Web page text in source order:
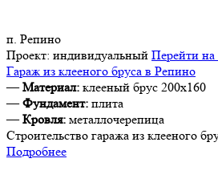
п. Репино
Проект: индивидуальный Перейти на
Гараж из клееного бруса в Репино
—Материал: клееный брус 200х160
—Фундамент: плита
—Кровля: металлочерепица
Строительство гаража из клееного
Подробнее